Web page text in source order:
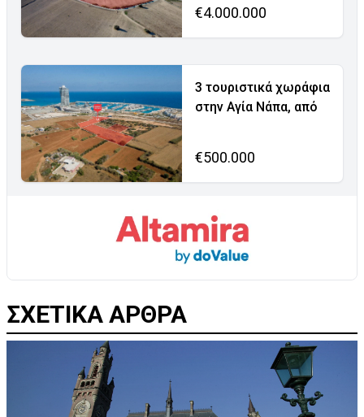
€4.000.000
3 τουριστικά χωράφια
στην Αγία Νάπα, από
€500.000
ΣΧΕΤΙΚΑ ΑΡΘΡΑ